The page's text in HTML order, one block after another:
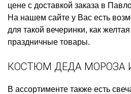
цене с доставкой заказа в
На нашем сайте у Вас есть
для такой вечеринки, как
праздничные товары.
КОСТЮМ ДЕДА МОРОЗА
В ассортименте также есть